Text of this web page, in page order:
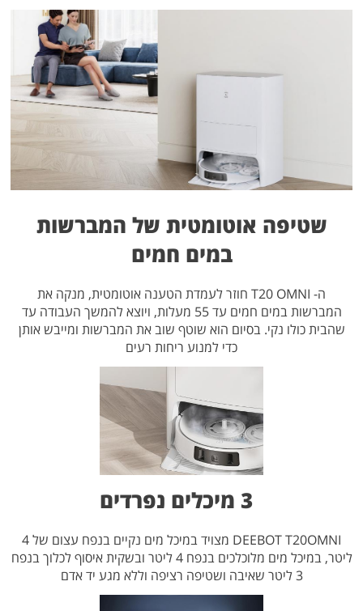
שטיפה אוטומטית של המברשות
במים חמים
ה- T20 OMNI חוזר לעמדת הטענה אוטומטית, מנקה את
המברשות במים חמים עד 55 מעלות, ויוצא להמשך העבודה עד
שהבית כולו נקי. בסיום הוא שוטף שוב את המברשות ומייבש אותן
כדי למנוע ריחות רעים
3 מיכלים נפרדים
DEEBOT T20OMNI מצויד במיכל מים נקיים בנפח עצום של 4
ליטר, במיכל מים מלוכלכים בנפח 4 ליטר ובשקית איסוף לכלוך בנפח
3 ליטר שאיבה ושטיפה רציפה וללא מגע יד אדם